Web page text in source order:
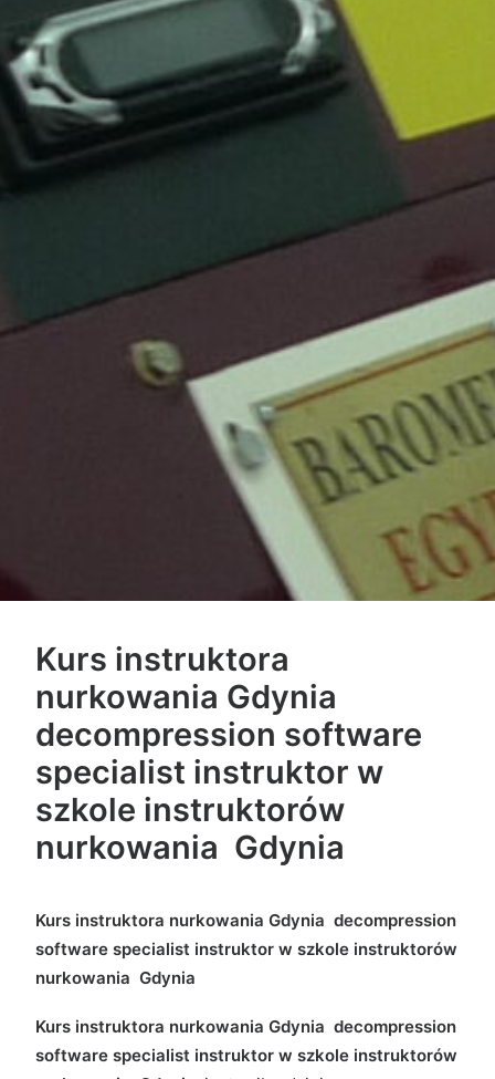
Kurs instruktora
nurkowania Gdynia
decompression software
specialist instruktor w
szkole instruktorów
nurkowania Gdynia
Kurs instruktora nurkowania Gdynia decompression
software specialist instruktor w szkole instruktorów
nurkowania Gdynia
Kurs instruktora nurkowania Gdynia decompression
software specialist instruktor w szkole instruktorów